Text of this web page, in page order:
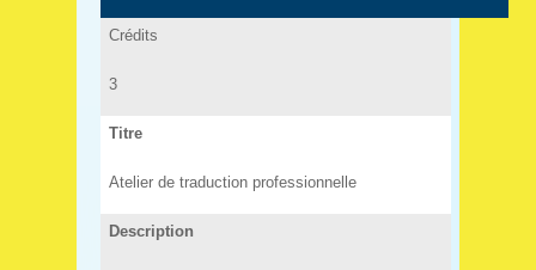
Crédits
3
Titre
Atelier de traduction professionnelle
Description